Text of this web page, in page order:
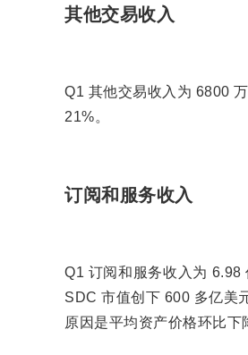
其他交易收入
Q1 其他交易收入为 6800
21%。
订阅和服务收入
Q1 订阅和服务收入为
SDC 市值创下 600 多亿美
原因是平均资产价格环比下